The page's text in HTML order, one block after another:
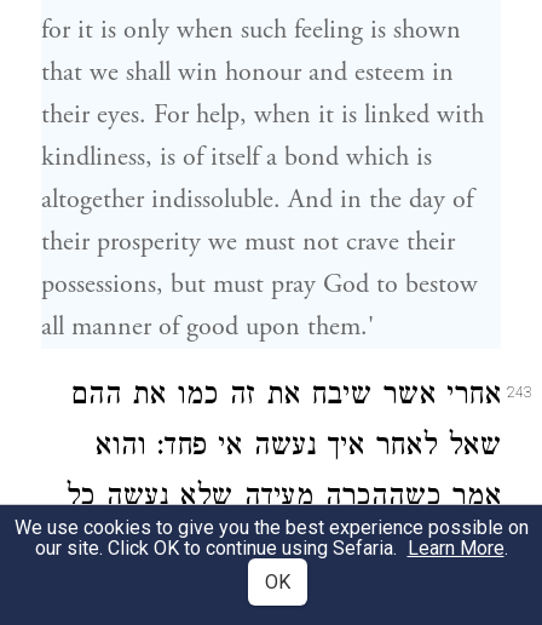
for it is only when such feeling is shown
that we shall win honour and esteem in
their eyes. For help, when it is linked with
kindliness, is of itself a bond which is
altogether indissoluble. And in the day of
their prosperity we must not crave their
possessions, but must pray God to bestow
all manner of good upon them.'
243 אחרי אשר שיבח את זה כמו את ההם
שאל לאחר איך נעשה אי פחד: והוא
אמר כשההכרה מעידה שלא נעשה כל
רע והאלוהים מדריך לרצות הטוב בכול:
And having accorded to him the same
We use cookies to give you the best experience possible on
our site. Click OK to continue using Sefaria. Learn More.
OK